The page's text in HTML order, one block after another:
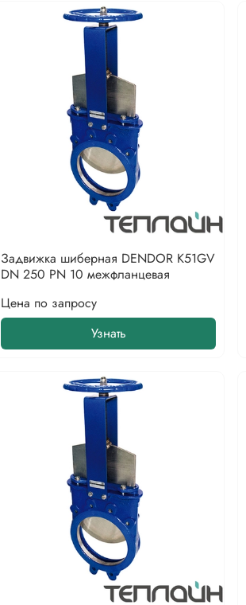
Задвижка шиберная DENDOR K51GV
DN 250 PN 10 межфланцевая
Цена по запросу
Узнать